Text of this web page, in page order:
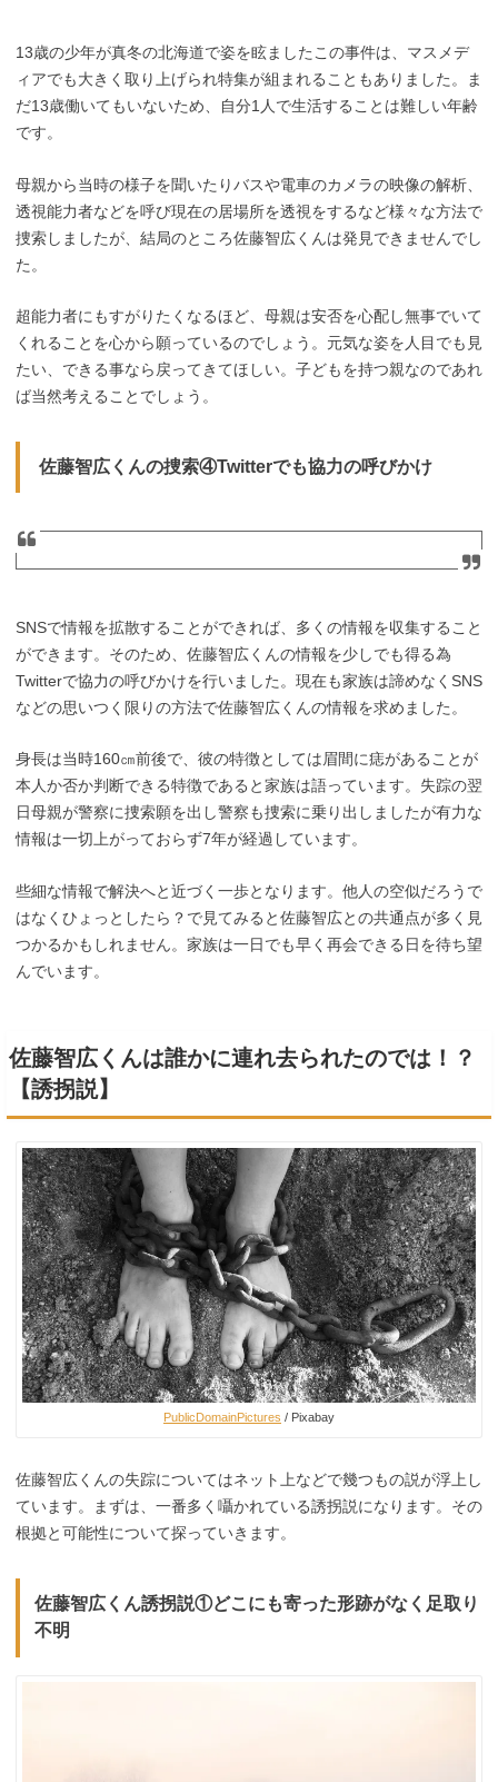
13歳の少年が真冬の北海道で姿を眩ましたこの事件は、マスメデ
ィアでも大きく取り上げられ特集が組まれることもありました。ま
だ13歳働いてもいないため、自分1人で生活することは難しい年齢
です。
母親から当時の様子を聞いたりバスや電車のカメラの映像の解析、
透視能力者などを呼び現在の居場所を透視をするなど様々な方法で
捜索しましたが、結局のところ佐藤智広くんは発見できませんでし
た。
超能力者にもすがりたくなるほど、母親は安否を心配し無事でいて
くれることを心から願っているのでしょう。元気な姿を人目でも見
たい、できる事なら戻ってきてほしい。子どもを持つ親なのであれ
ば当然考えることでしょう。
佐藤智広くんの捜索④Twitterでも協力の呼びかけ
SNSで情報を拡散することができれば、多くの情報を収集すること
ができます。そのため、佐藤智広くんの情報を少しでも得る為
Twitterで協力の呼びかけを行いました。現在も家族は諦めなくSNS
などの思いつく限りの方法で佐藤智広くんの情報を求めました。
身長は当時160㎝前後で、彼の特徴としては眉間に痣があることが
本人か否か判断できる特徴であると家族は語っています。失踪の翌
日母親が警察に捜索願を出し警察も捜索に乗り出しましたが有力な
情報は一切上がっておらず7年が経過しています。
些細な情報で解決へと近づく一歩となります。他人の空似だろうで
はなくひょっとしたら？で見てみると佐藤智広との共通点が多く見
つかるかもしれません。家族は一日でも早く再会できる日を待ち望
んでいます。
佐藤智広くんは誰かに連れ去られたのでは！？
【誘拐説】
PublicDomainPictures / Pixabay
佐藤智広くんの失踪についてはネット上などで幾つもの説が浮上し
ています。まずは、一番多く囁かれている誘拐説になります。その
根拠と可能性について探っていきます。
佐藤智広くん誘拐説①どこにも寄った形跡がなく足取り
不明